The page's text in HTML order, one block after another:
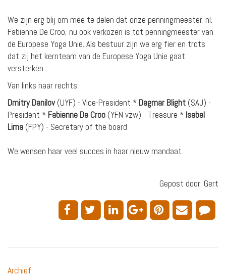
We zijn erg blij om mee te delen dat onze penningmeester, nl.
Fabienne De Croo, nu ook verkozen is tot penningmeester van
de Europese Yoga Unie. Als bestuur zijn we erg fier en trots
dat zij het kernteam van de Europese Yoga Unie gaat
versterken.
Van links naar rechts:
Dmitry Danilov(UYF) - Vice-President * Dagmar Blight (SAJ) -
President * Fabienne De Croo (YFN vzw) - Treasure * Isabel
Lima (FPY) - Secretary of the board
We wensen haar veel succes in haar nieuw mandaat.
Gepost door: Gert
Archief